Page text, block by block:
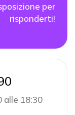
per
risponderti!
alle 18:30